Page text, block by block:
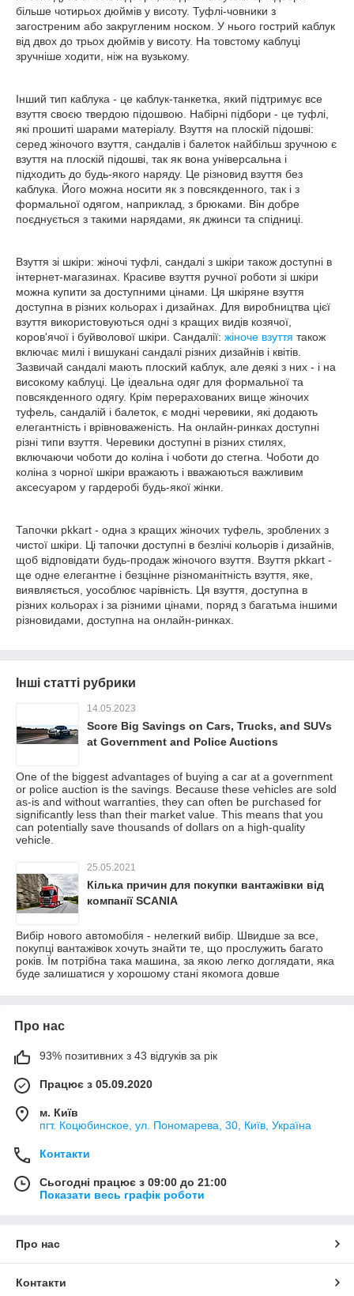
більше чотирьох дюймів у висоту. Туфлі-човники з
загостреним або закругленим носком. У нього гострий каблук
від двох до трьох дюймів у висоту. На товстому каблуці
зручніше ходити, ніж на вузькому.
Інший тип каблука - це каблук-танкетка, який підтримує все
взуття своєю твердою підошвою. Набірні підбори - це туфлі,
які прошиті шарами матеріалу. Взуття на плоскій підошві:
серед жіночого взуття, сандалів і балеток найбільш зручною є
взуття на плоскій підошві, так як вона універсальна і
підходить до будь-якого наряду. Це різновид взуття без
каблука. Його можна носити як з повсякденного, так і з
формальної одягом, наприклад, з брюками. Він добре
поєднується з такими нарядами, як джинси та спідниці.
Взуття зі шкіри: жіночі туфлі, сандалі з шкіри також доступні в
інтернет-магазинах. Красиве взуття ручної роботи зі шкіри
можна купити за доступними цінами. Ця шкіряне взуття
доступна в різних кольорах і дизайнах. Для виробництва цієї
взуття використовуються одні з кращих видів козячої,
коров'ячої і буйволової шкіри. Сандалії: жіноче взуття також
включає милі і вишукані сандалі різних дизайнів і квітів.
Зазвичай сандалі мають плоский каблук, але деякі з них - і на
високому каблуці. Це ідеальна одяг для формальної та
повсякденного одягу. Крім перерахованих вище жіночих
туфель, сандалій і балеток, є модні черевики, які додають
елегантність і врівноваженість. На онлайн-ринках доступні
різні типи взуття. Черевики доступні в різних стилях,
включаючи чоботи до коліна і чоботи до стегна. Чоботи до
коліна з чорної шкіри вражають і вважаються важливим
аксесуаром у гардеробі будь-якої жінки.
Тапочки pkkart - одна з кращих жіночих туфель, зроблених з
чистої шкіри. Ці тапочки доступні в безлічі кольорів і дизайнів,
щоб відповідати будь-продаж жіночого взуття. Взуття pkkart -
ще одне елегантне і безцінне різноманітність взуття, яке,
виявляється, уособлює чарівність. Ця взуття, доступна в
різних кольорах і за різними цінами, поряд з багатьма іншими
різновидами, доступна на онлайн-ринках.
Інші статті рубрики
14.05.2023
Score Big Savings on Cars, Trucks, and SUVs
at Government and Police Auctions
One of the biggest advantages of buying a car at a government
or police auction is the savings. Because these vehicles are sold
as-is and without warranties, they can often be purchased for
significantly less than their market value. This means that you
can potentially save thousands of dollars on a high-quality
vehicle.
25.05.2021
Кілька причин для покупки вантажівки від
компанії SCANIA
Вибір нового автомобіля - нелегкий вибір. Швидше за все,
покупці вантажівок хочуть знайти те, що прослужить багато
років. Їм потрібна така машина, за якою легко доглядати, яка
буде залишатися у хорошому стані якомога довше
Про нас
93% позитивних з 43 відгуків за рік
Працює з 05.09.2020
м. Київ
пгт. Коцюбинское, ул. Пономарева, 30, Київ, Україна
Контакти
Сьогодні працює з 09:00 до 21:00
Показати весь графік роботи
Про нас
Контакти